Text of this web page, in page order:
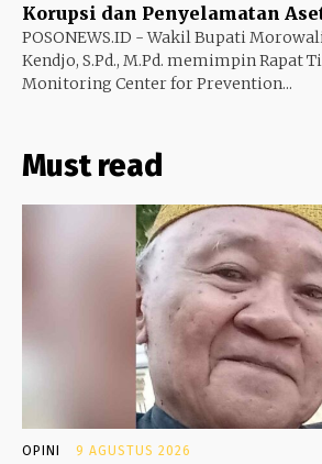
Korupsi dan Penyelamatan
POSONEWS.ID - Wakil Bupati
Kendjo, S.Pd., M.Pd. memimpin Rapat
Monitoring Center for Prevention...
Must read
OPINI 9 AGUSTUS 2026